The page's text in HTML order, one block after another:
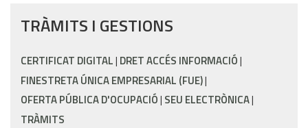
TRÀMITS I GESTIONS
CERTIFICAT DIGITAL DRET ACCÉS INFORMACIÓ
FINESTRETA ÚNICA EMPRESARIAL (FUE)
OFERTA PÚBLICA D'OCUPACIÓ SEU ELECTRÒNICA
TRÀMITS